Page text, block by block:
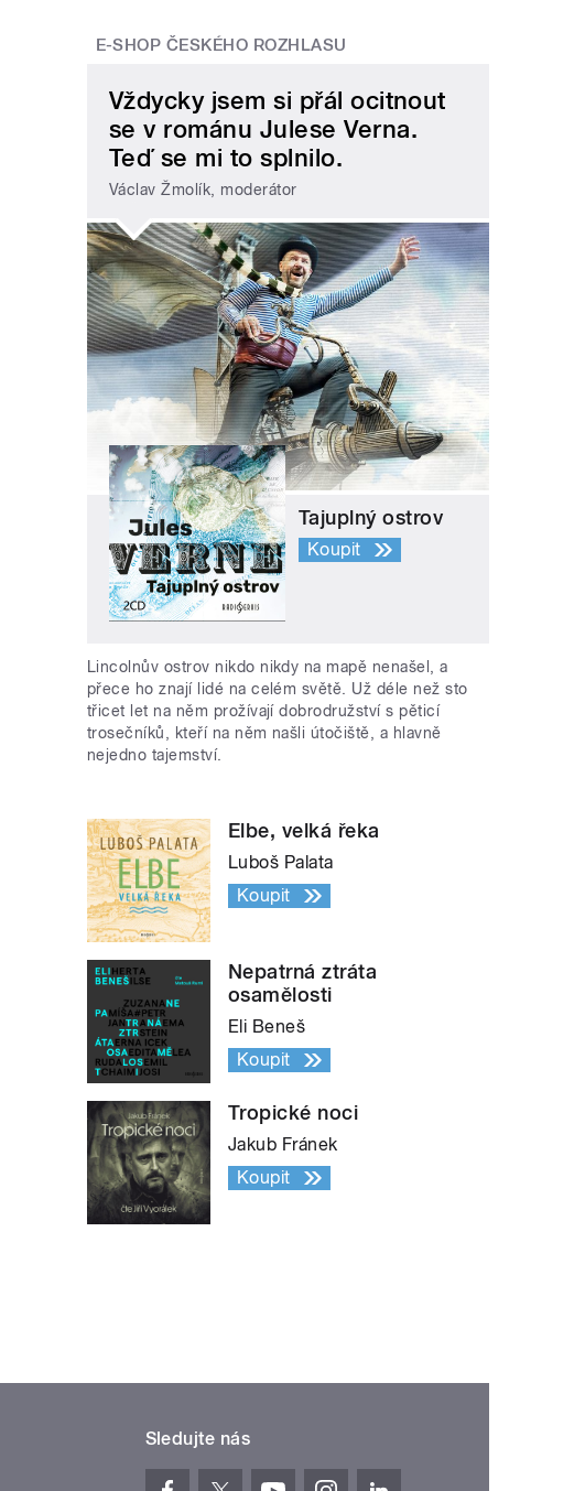
E-SHOP ČESKÉHO ROZHLASU
Vždycky jsem si přál ocitnout
se v románu Julese Verna.
Teď se mi to splnilo.
Václav Žmolík, moderátor
Tajuplný ostrov
Koupit
Lincolnův ostrov nikdo nikdy na mapě nenašel, a
přece ho znají lidé na celém světě. Už déle než sto
třicet let na něm prožívají dobrodružství s pěticí
trosečníků, kteří na něm našli útočiště, a hlavně
nejedno tajemství.
Elbe, velká řeka
Luboš Palata
Koupit
Nepatrná ztráta
osamělosti
Eli Beneš
Koupit
Tropické noci
Jakub Fránek
Koupit
Sledujte nás